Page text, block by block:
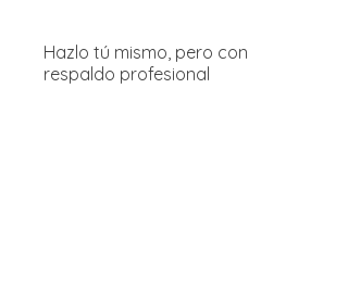
Hazlo tú mismo, pero con
respaldo profesional